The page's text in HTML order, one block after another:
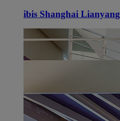
ibis Shanghai Lianyang